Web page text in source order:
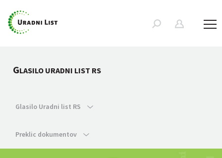
GLASILO URADNI LIST RS
Glasilo Uradni list RS
Preklic dokumentov